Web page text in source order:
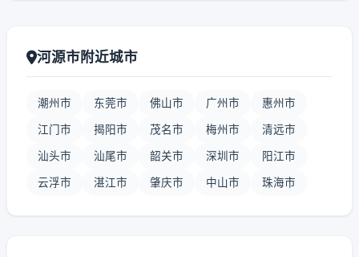
河源市附近城市
潮州市 东莞市 佛山市 广州市 惠州市
江门市 揭阳市 茂名市 梅州市 清远市
汕头市 汕尾市 韶关市 深圳市 阳江市
云浮市 湛江市 肇庆市 中山市 珠海市